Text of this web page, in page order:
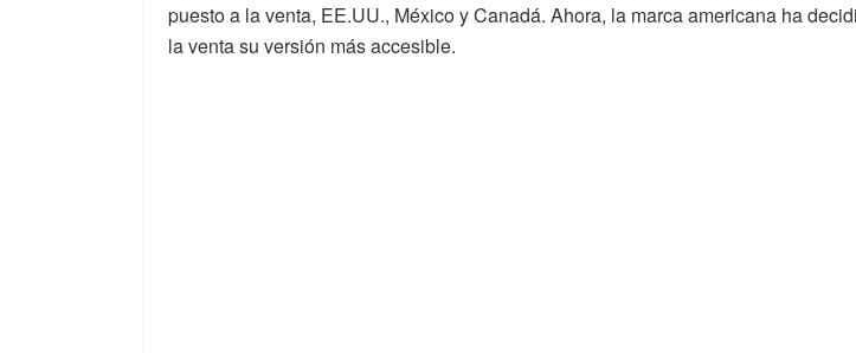
puesto a la venta, EE.UU., México y Canadá. Ahora, la marca americana ha
la venta su versión más accesible.